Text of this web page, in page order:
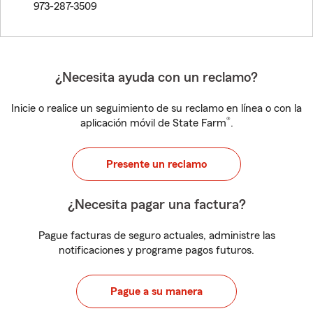
973-287-3509
¿Necesita ayuda con un reclamo?
Inicie o realice un seguimiento de su reclamo en línea o con la
aplicación móvil de State Farm®.
Presente un reclamo
¿Necesita pagar una factura?
Pague facturas de seguro actuales, administre las
notificaciones y programe pagos futuros.
Pague a su manera